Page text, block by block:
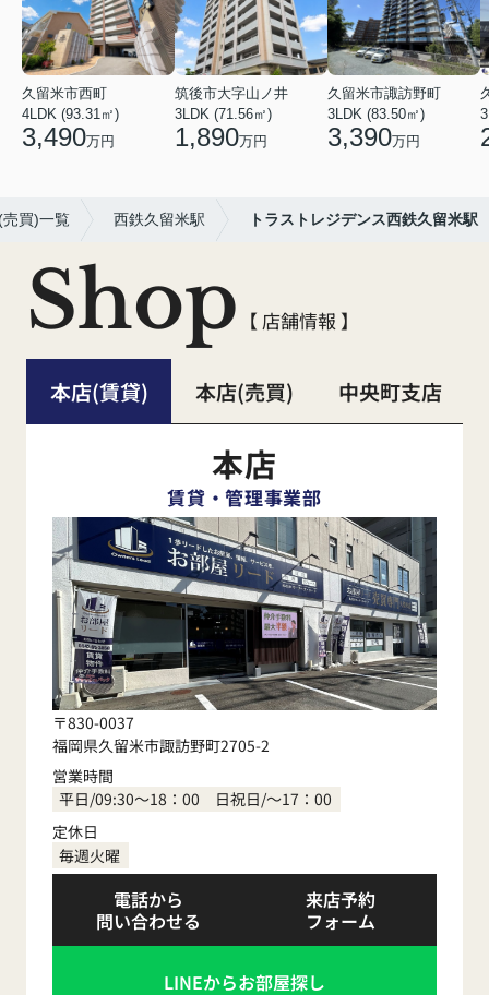
久留米市西町
4LDK (93.31㎡)
3,490万円
筑後市大字山ノ井
3LDK (71.56㎡)
1,890万円
久留米市諏訪野町
3LDK (83.50㎡)
3,390万円
買)一覧 西鉄久留米駅 トラストレジデンス西鉄久留米駅
Shop 【 店舗情報 】
本店(賃貸) 本店(売買) 中央町支店
本店
賃貸・管理事業部
〒830-0037
福岡県久留米市諏訪野町2705-2
営業時間
平日/09:30～18：00 日祝日/～17：00
定休日
毎週火曜
電話から
問い合わせる
来店予約
フォーム
LINEからお部屋探し